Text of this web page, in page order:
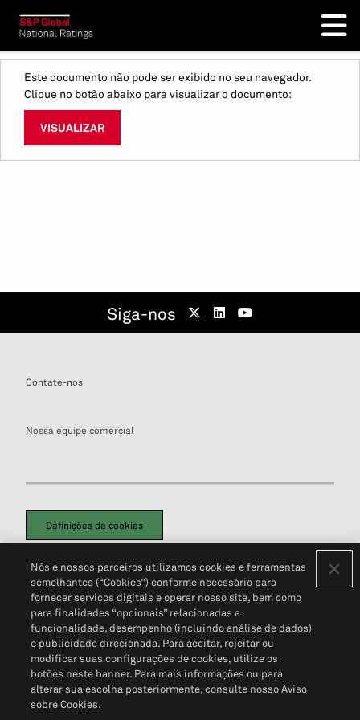
Este documento não pode ser exibido no seu navegador.
Clique no botão abaixo para visualizar o documento:
VISUALIZAR
Siga-nos
Contate-nos
Nossa equipe comercial
Definições de cookies
Política de PrivacidadePortal de privacidade do cliente (em inglês)
Não Venda Minhas Informações Pessoais© 2026 S&P Global
Nós e nossos parceiros utilizamos cookies e ferramentas
semelhantes (“Cookies”) conforme necessário para
fornecer serviços digitais e operar nosso site, bem como
para finalidades “opcionais” relacionadas a
funcionalidade, desempenho (incluindo análise de dados)
e publicidade direcionada. Para aceitar, rejeitar ou
modificar suas configurações de cookies, utilize os
botões neste banner. Para mais informações ou para
alterar sua escolha posteriormente, consulte nosso Aviso
sobre Cookies.